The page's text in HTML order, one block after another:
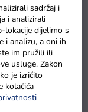
sadržaj i
i analizirali
lokacije dijelimo s
i analizu, a oni ih
im pružili ili
usluge. Zakon
je izričito
kolačića
dostava do